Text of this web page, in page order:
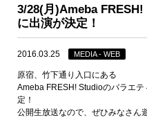
3/28(月)Ameba FRESH!
に出演が決定！
2016.03.25 MEDIA - WEB
原宿、竹下通り入口にある
Ameba FRESH! Studioのバラエ
定！
公開生放送なので、ぜひみなさん